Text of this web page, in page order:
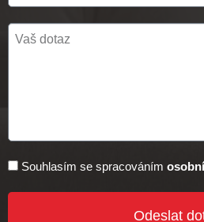
Souhlasím se spracováním
Odeslat